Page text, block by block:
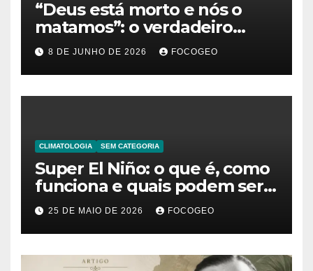
“Deus está morto e nós o
matamos”: o verdadeiro
significado da frase de
Friedrich Nietzsche
8 DE JUNHO DE 2026 FOCOGEO
CLIMATOLOGIA SEM CATEGORIA
Super El Niño: o que é, como
funciona e quais podem ser
os impactos desse fenômeno
climático extremo no Brasil e
no mundo
25 DE MAIO DE 2026 FOCOGEO